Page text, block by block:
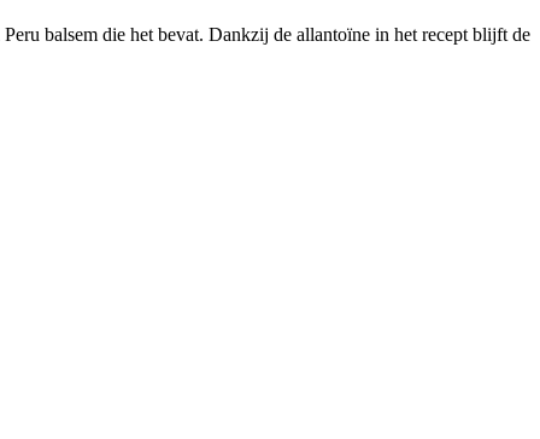
balsem die het bevat. Dankzij de allantoïne in het recept blijft de